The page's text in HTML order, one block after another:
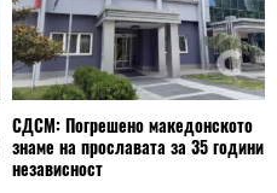
СДСМ: Погрешено македонското
знаме на прославата за 35 години
независност